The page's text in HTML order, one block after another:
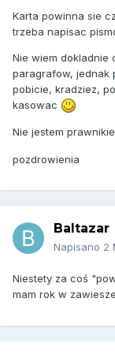
Karta powinna sie
trzeba napisac
Nie wiem dokladnie
paragrafow, jednak
pobicie, kradziez,
kasowac
Nie jestem
pozdrowienia
Baltazar
Napisano 2
Niestety za coś
mam rok w